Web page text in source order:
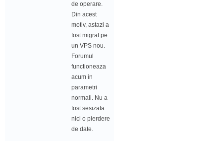
de operare.
Din acest
motiv, astazi a
fost migrat pe
un VPS nou.
Forumul
functioneaza
acum in
parametri
normali. Nu a
fost sesizata
nici o pierdere
de date.